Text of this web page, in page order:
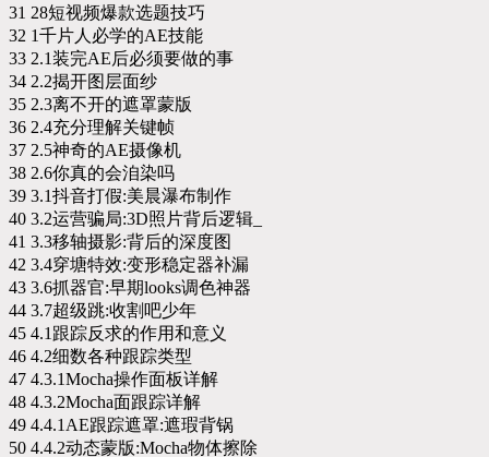
31 28短视频爆款选题技巧
32 1千片人必学的AE技能
33 2.1装完AE后必须要做的事
34 2.2揭开图层面纱
35 2.3离不开的遮罩蒙版
36 2.4充分理解关键帧
37 2.5神奇的AE摄像机
38 2.6你真的会洎染吗
39 3.1抖音打假:美晨瀑布制作
40 3.2运营骗局:3D照片背后逻辑_
41 3.3移轴摄影:背后的深度图
42 3.4穿塘特效:变形稳定器补漏
43 3.6抓器官:早期looks调色神器
44 3.7超级跳:收割吧少年
45 4.1跟踪反求的作用和意义
46 4.2细数各种跟踪类型
47 4.3.1Mocha操作面板详解
48 4.3.2Mocha面跟踪详解
49 4.4.1AE跟踪遮罩:遮瑕背锅
50 4.4.2动态蒙版:Mocha物体擦除